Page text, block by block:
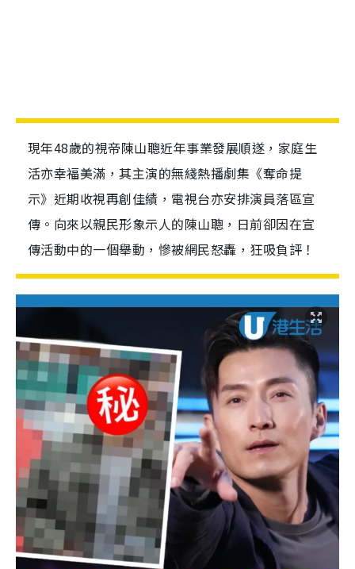
現年48歲的視帝陳山聰近年事業發展順遂，家庭生
活亦幸福美滿，其主演的無綫熱播劇集《奪命提
示》近期收視再創佳績，電視台亦安排演員落區宣
傳。向來以親民形象示人的陳山聰，日前卻因在宣
傳活動中的一個舉動，慘被網民怒轟，狂吸負評！